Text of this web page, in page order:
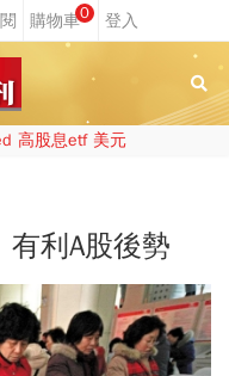
0
高股息etf 美元
利A股後勢